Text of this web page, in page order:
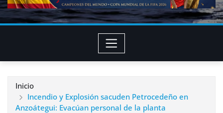
Inicio
Incendio y Explosión sacuden Petrocedeño en
Anzoátegui: Evacúan personal de la planta